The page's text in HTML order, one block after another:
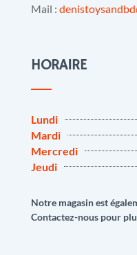
Mail :
HORAIRE
Lundi
Mardi
Mercredi
Jeudi
Notre magasin est
Contactez-nous pour